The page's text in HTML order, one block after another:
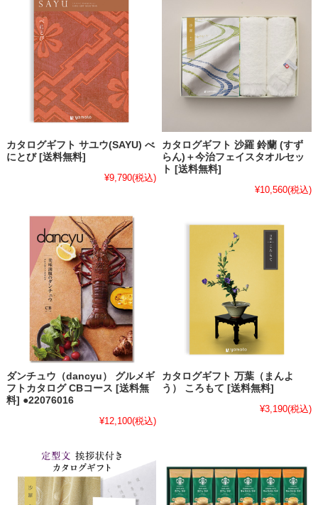
カタログギフト サユウ(SAYU) べ
にとび [送料無料]
¥9,790(税込)
カタログギフト 沙羅 鈴蘭 (すず
らん)＋今治フェイスタオルセッ
ト [送料無料]
¥10,560(税込)
ダンチュウ（dancyu） グルメギ
フトカタログ CBコース [送料無
料] ●22076016
¥12,100(税込)
カタログギフト 万葉（まんよ
う） ころもて [送料無料]
¥3,190(税込)